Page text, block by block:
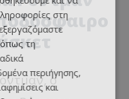
ο
στη
τη
περιήγησης,
και